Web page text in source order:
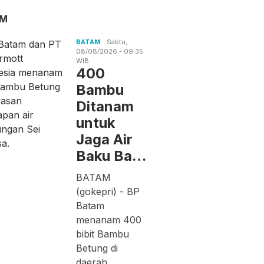
BATAM
Sabtu,
08/08/2026 - 09:35
WIB
400
Bambu
Ditanam
untuk
Jaga Air
Baku Ba…
BATAM
(gokepri) - BP
Batam
menanam 400
bibit Bambu
Betung di